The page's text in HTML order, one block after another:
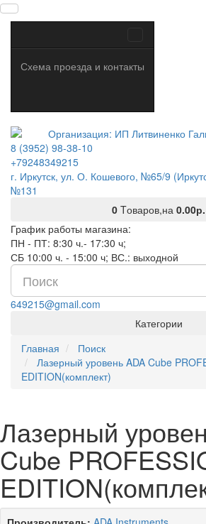
Схема проезда и контакты
8 (3952) 98-38-10
+79248349215
г. Иркутск, ул. О. Кошевого, №65/9
№131
0 Tоваров,на 0.00р.
График работы магазина:
ПН - ПТ: 8:30 ч.- 17:30 ч;
СБ 10:00 ч. - 15:00 ч; ВС.: выходной
649215@gmail.com
Категории
Главная
Поиск
Лазерный уровень ADA Cube
EDITION(комплект)
Лазерный
Cube